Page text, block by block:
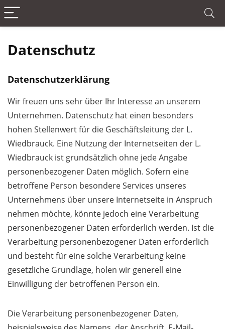
Datenschutz
Datenschutzerklärung
Wir freuen uns sehr über Ihr Interesse an unserem
Unternehmen. Datenschutz hat einen besonders
hohen Stellenwert für die Geschäftsleitung der L.
Wiedbrauck. Eine Nutzung der Internetseiten der L.
Wiedbrauck ist grundsätzlich ohne jede Angabe
personenbezogener Daten möglich. Sofern eine
betroffene Person besondere Services unseres
Unternehmens über unsere Internetseite in Anspruch
nehmen möchte, könnte jedoch eine Verarbeitung
personenbezogener Daten erforderlich werden. Ist die
Verarbeitung personenbezogener Daten erforderlich
und besteht für eine solche Verarbeitung keine
gesetzliche Grundlage, holen wir generell eine
Einwilligung der betroffenen Person ein.
Die Verarbeitung personenbezogener Daten,